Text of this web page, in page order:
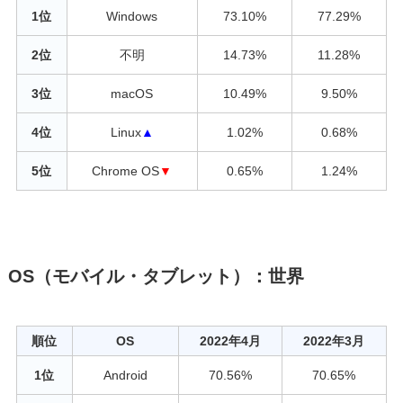
1位 Windows 73.10% 77.29%
2位 不明 14.73% 11.28%
3位 macOS 10.49% 9.50%
4位 Linux▲ 1.02% 0.68%
5位 Chrome OS▼ 0.65% 1.24%
OS（モバイル・タブレット）：世界
順位 OS 2022年4月 2022年3月
1位 Android 70.56% 70.65%